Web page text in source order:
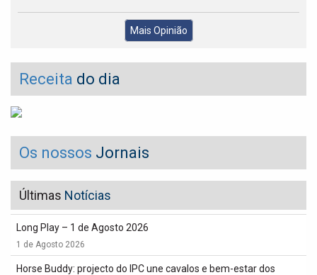
Mais Opinião
Receita do dia
Os nossos Jornais
Últimas Notícias
Long Play – 1 de Agosto 2026
1 de Agosto 2026
Horse Buddy: projecto do IPC une cavalos e bem-estar dos